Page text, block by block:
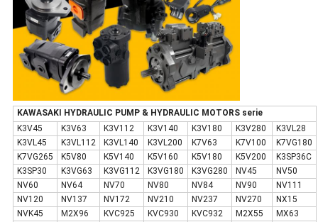
KAWASAKI HYDRAULIC PUMP & HYDRAULIC MOTORS serie
K3V45
K3V63 K3V112 K3V140 K3V180 K3V280
K3VL28
K3VL45
K3VL112 K3VL140 K3VL200 K7V63 K7V100
K7VG180
K7VG265
K5V80 K5V140 K5V160 K5V180 K5V200
K3SP36C
K3SP30
K3VG63 K3VG112 K3VG180 K3VG280 NV45
NV50
NV60
NV64 NV70 NV80 NV84 NV90
NV111
NV120
NV137 NV172 NV210 NV237 NV270
NX15
NVK45
M2X96 KVC925 KVC930 KVC932 M2X55
MX63